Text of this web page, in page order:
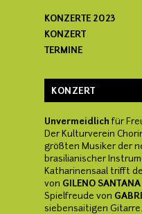
KONZERTE 2023
KONZERT
TERMINE
KONZERT
Unvermeidlich für
Der Kulturverein
größten Musiker der
brasilianischer
Katharinensaal trifft
von GILENO SANTANA
Spielfreude von
siebensaitigen